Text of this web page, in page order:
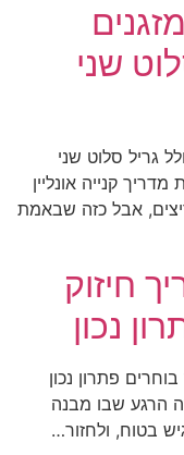
שני
גריל סלוט שני
קנייה אונליין
אבל כזה שבאמת
חיזוק
נכון
פתרון נכון
הרגע שבו מבנה
בטוח, ולחזור…